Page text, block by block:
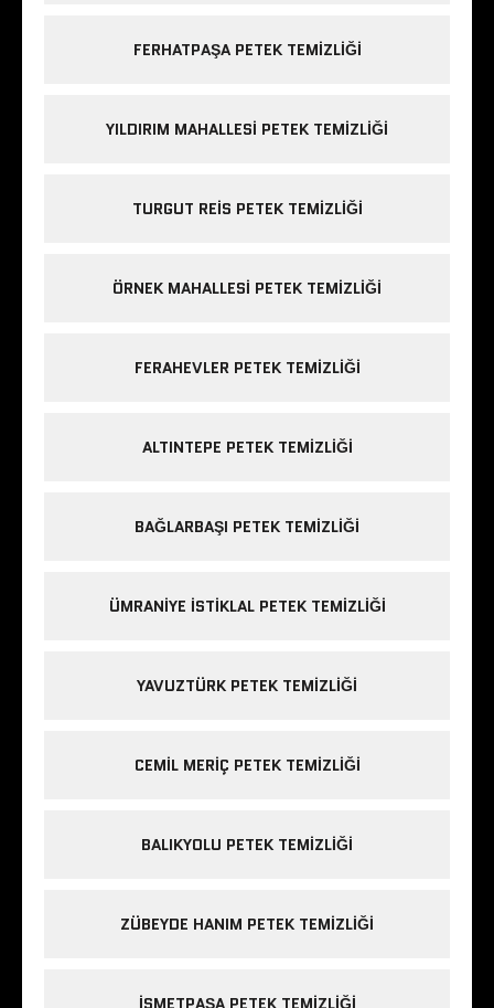
FERHATPAŞA PETEK TEMIZLIĞI
YILDIRIM MAHALLESI PETEK TEMIZLIĞI
TURGUT REIS PETEK TEMIZLIĞI
ÖRNEK MAHALLESI PETEK TEMIZLIĞI
FERAHEVLER PETEK TEMIZLIĞI
ALTINTEPE PETEK TEMIZLIĞI
BAĞLARBAŞI PETEK TEMIZLIĞI
ÜMRANIYE ISTIKLAL PETEK TEMIZLIĞI
YAVUZTÜRK PETEK TEMIZLIĞI
CEMIL MERIÇ PETEK TEMIZLIĞI
BALIKYOLU PETEK TEMIZLIĞI
ZÜBEYDE HANIM PETEK TEMIZLIĞI
ISMETPAŞA PETEK TEMIZLIĞI